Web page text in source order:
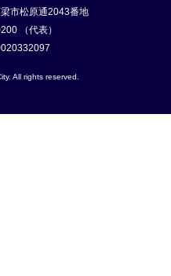
市松原通2043番地
（代表）
All rights reserved.